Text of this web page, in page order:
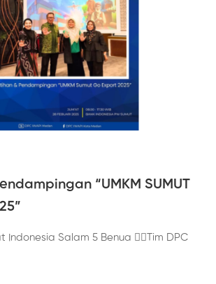
“UMKM SUMUT
Salam 5 Benua 🖐🏼Tim DPC